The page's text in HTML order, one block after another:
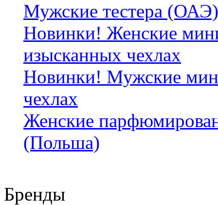
Мужские тестера (ОАЭ)
Новинки! Женские
изысканных чехлах
Новинки! Мужские
чехлах
Женские
(Польша)
Бренды